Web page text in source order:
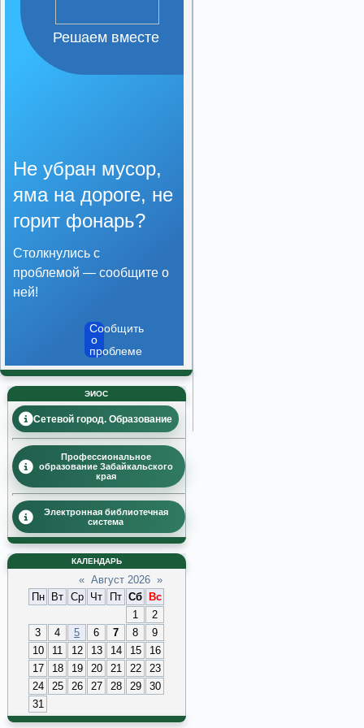
Решаем вместе
Не убран мусор,
яма на дороге, не
горит фонарь?
Столкнулись с
проблемой — сообщите о
ней!
Сообщить
о
проблеме
ЭИОС
Сетевой город. Образование
Профессиональное
образование Забайкальского
края
Электронная библиотечная
система
КАЛЕНДАРЬ
« Август 2026 »
Пн
Вт Ср Чт Пт Сб
Вс
1
2
3
4 5 6 7 8
9
10
11 12 13 14 15
16
17
18 19 20 21 22
23
24
25 26 27 28 29
30
31